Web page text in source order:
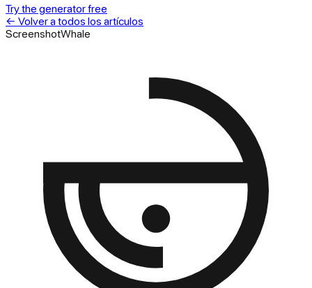
Try the generator free
← Volver a todos los artículos
ScreenshotWhale